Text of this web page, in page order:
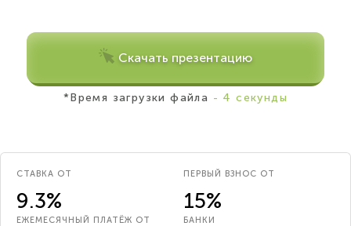
Скачать презентацию
*Время загрузки файла - 4 секунды
СТАВКА ОТ
9.3%
ПЕРВЫЙ ВЗНОС ОТ
15%
ЕЖЕМЕСЯЧНЫЙ ПЛАТЁЖ ОТ БАНКИ